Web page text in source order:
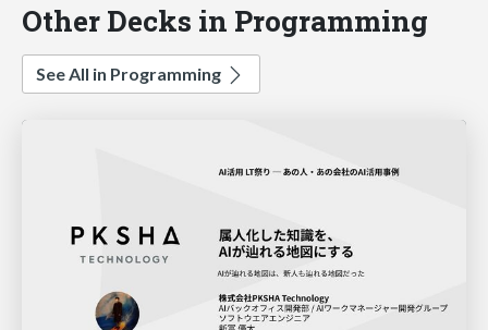
Other Decks in Programming
See All in Programming